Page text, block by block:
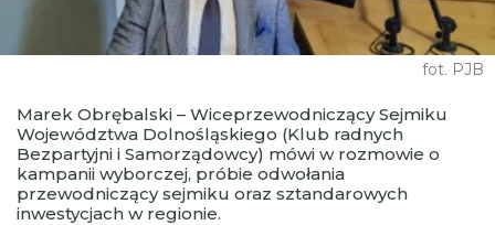
fot. PJB
Marek Obrębalski – Wiceprzewodniczący Sejmiku
Województwa Dolnośląskiego (Klub radnych
Bezpartyjni i Samorządowcy) mówi w rozmowie o
kampanii wyborczej, próbie odwołania
przewodniczący sejmiku oraz sztandarowych
inwestycjach w regionie.